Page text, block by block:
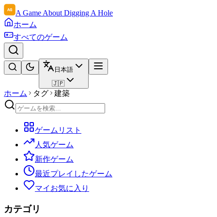
A Game About Digging A Hole
ホーム
すべてのゲーム
日本語
🇯🇵
ホーム タグ 建築
ゲームリスト
人気ゲーム
新作ゲーム
最近プレイしたゲーム
マイお気に入り
カテゴリ